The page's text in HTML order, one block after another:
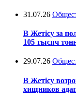
31.07.26
В Жетісу за
105 тысяч
29.07.26
В Жетісу
хищников